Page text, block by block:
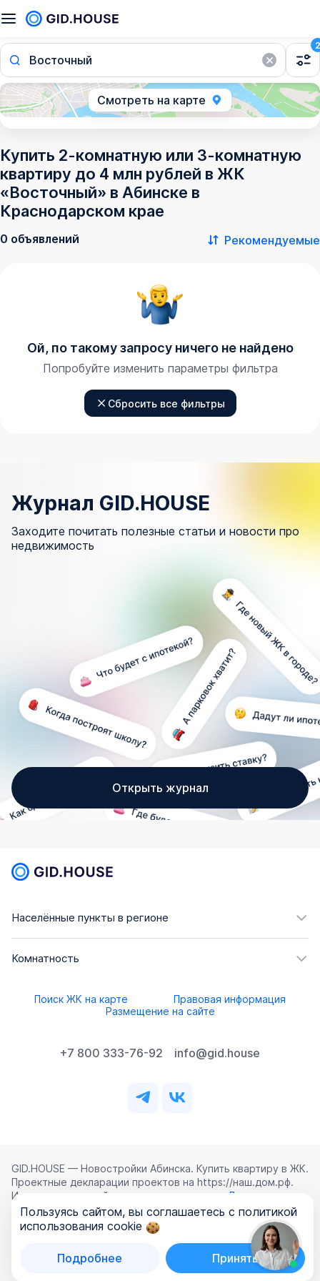
Восточный
2
Смотреть на карте
Купить 2-комнатную или 3-комнатную
квартиру до 4 млн рублей в ЖК
«Восточный» в Абинске в
Краснодарском крае
0 объявлений Рекомендуемые
Ой, по такому запросу ничего не найдено
Попробуйте изменить параметры фильтра
Сбросить все фильтры
Журнал GID.HOUSE
Заходите почитать полезные статьи и новости про
недвижимость
Открыть журнал
Населённые пункты в регионе
Комнатность
Поиск ЖК на карте
Правовая информация
Размещение на сайте
+7 800 333-76-92 info@gid.house
GID.HOUSE — Новостройки Абинска. Купить квартиру в ЖК.
Проектные декларации проектов на https://наш.дом.рф.
Использование сайта означает согласие с
Лицензионным
соглашением ,Политикой конфиденциальностии
Политикой обработки персональных данных
ООО «ГИД.ХАУЗ»
Пользуясь сайтом, вы соглашаетесь с политикой
использования cookie
Подробнее Принять